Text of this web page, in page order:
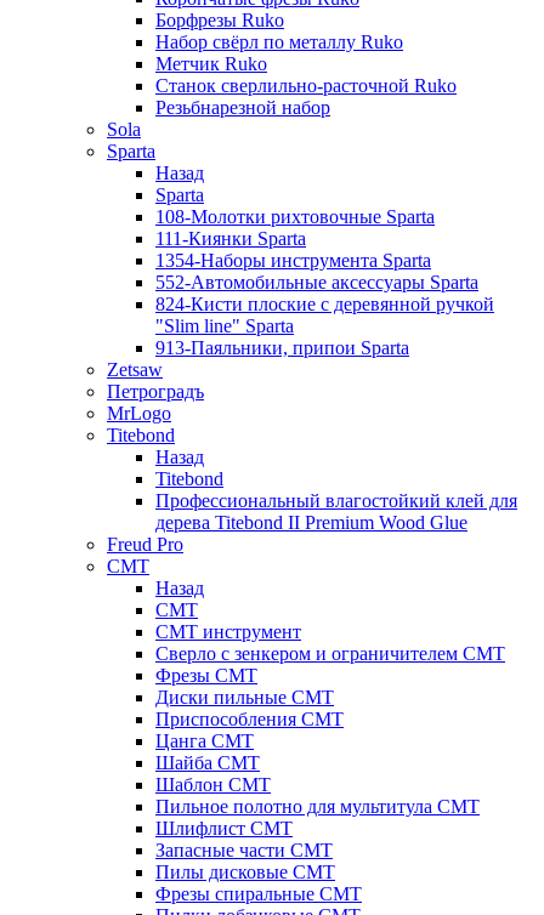
Борфрезы Ruko
Набор свёрл по металлу Ruko
Метчик Ruko
Станок сверлильно-расточной Ruko
Резьбнарезной набор
Sola
Sparta
Назад
Sparta
108-Молотки рихтовочные Sparta
111-Киянки Sparta
1354-Наборы инструмента Sparta
552-Автомобильные аксессуары Sparta
824-Кисти плоские с деревянной ручкой
"Slim line" Sparta
913-Паяльники, припои Sparta
Zetsaw
Петроградъ
MrLogo
Titebond
Назад
Titebond
Профессиональный влагостойкий клей для
дерева Titebond II Premium Wood Glue
Freud Pro
CMT
Назад
CMT
CMT инструмент
Сверло с зенкером и ограничителем CMT
Фрезы CMT
Диски пильные CMT
Приспособления СМТ
Цанга CMT
Шайба CMT
Шаблон CMT
Пильное полотно для мультитула CMT
Шлифлист CMT
Запасные части CMT
Пилы дисковые CMT
Фрезы спиральные CMT